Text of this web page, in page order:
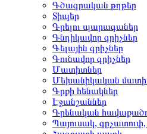
Գծագրական թղթեր
Տիպեր
Գրելու պարագաներ
Գնդիկավոր գրիչներ
Գելային գրիչներ
Գունավոր գրիչներ
Մատիտներ
Մեխանիկական
Գրքի հենակներ
Էջանշաններ
Գրենական
Պայուսակ,